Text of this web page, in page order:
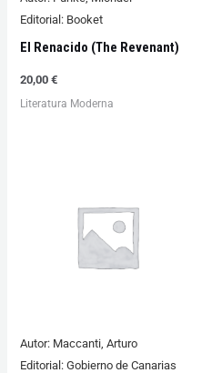
Editorial: Booket
El Renacido (The Revenant)
20,00€
Literatura Moderna
Autor: Maccanti, Arturo
Editorial: Gobierno de Canarias